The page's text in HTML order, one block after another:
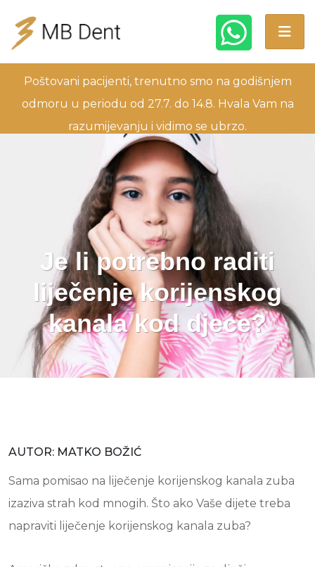
Poštovani pacijenti, trenutno smo na godišnjem
odmoru u periodu od 27.7. do 14.8. Hvala Vam na
razumijevanju i vidimo se ubrzo.
Je li potrebno raditi
liječenje korijenskog
kanala kod djece?
AUTOR: MATKO BOŽIĆ
Sama pomisao na liječenje korijenskog kanala zuba
izaziva strah kod mnogih. Što ako Vaše dijete treba
napraviti liječenje korijenskog kanala zuba?